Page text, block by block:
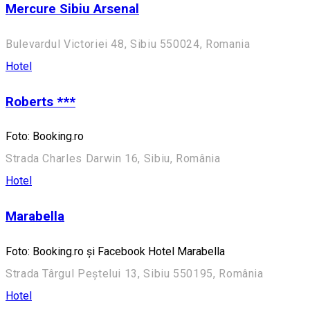
Mercure Sibiu Arsenal
Bulevardul Victoriei 48, Sibiu 550024, Romania
Hotel
Roberts ***
Foto: Booking.ro
Strada Charles Darwin 16, Sibiu, România
Hotel
Marabella
Foto: Booking.ro și Facebook Hotel Marabella
Strada Târgul Peștelui 13, Sibiu 550195, România
Hotel